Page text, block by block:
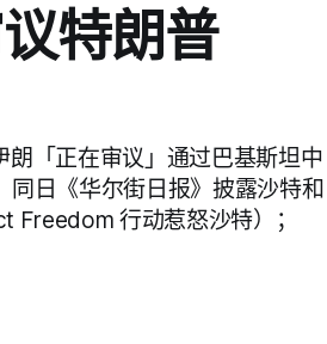
特朗普
朗「正在审议」通过巴基斯坦中
日《华尔街日报》披露沙特和
Freedom 行动惹怒沙特）；